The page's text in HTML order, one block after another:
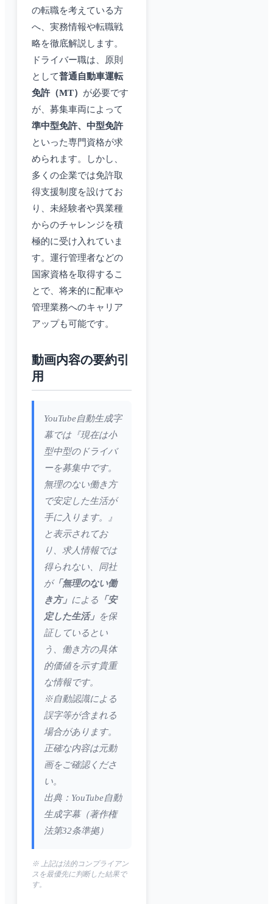
の転職を考えている方
へ、実務情報や転職戦
略を徹底解説します。
ドライバー職は、原則
として普通自動車運転
免許（MT） が必要です
が、募集車両によって
準中型免許、中型免許
といった専門資格が求
められます。しかし、
多くの企業では免許取
得支援制度を設けてお
り、未経験者や異業種
からのチャレンジを積
極的に受け入れていま
す。運行管理者などの
国家資格を取得するこ
とで、将来的に配車や
管理業務へのキャリア
アップも可能です。
動画内容の要約引
用
YouTube自動生成字
幕では『現在は小
型中型のドライバ
ーを募集中です。
無理のない働き方
で安定した生活が
手に入ります。』
と表示されてお
り、求人情報では
得られない、同社
が「無理のない働
き方」 による 「安
定した生活」 を保
証しているとい
う、働き方の具体
的価値を示す貴重
な情報です。
※自動認識による
誤字等が含まれる
場合があります。
正確な内容は元動
画をご確認くださ
い。
出典：YouTube自動
生成字幕（著作権
法第32条準拠）
※ 上記は法的コンプライアン
スを最優先に判断した結果で
す。